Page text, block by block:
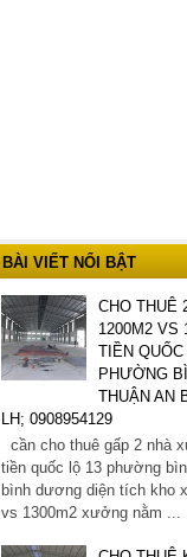
BÀI VIẾT NỔI BẬT
CHO THUÊ
1200M2 VS
TIỀN
PHƯỜNG
THUẬN AN
LH; 0908954129
cần cho thuê gấp 2 nhà
tiền quốc lộ 13 phường
bình dương diện tích kho
vs 1300m2 xưởng nằm ...